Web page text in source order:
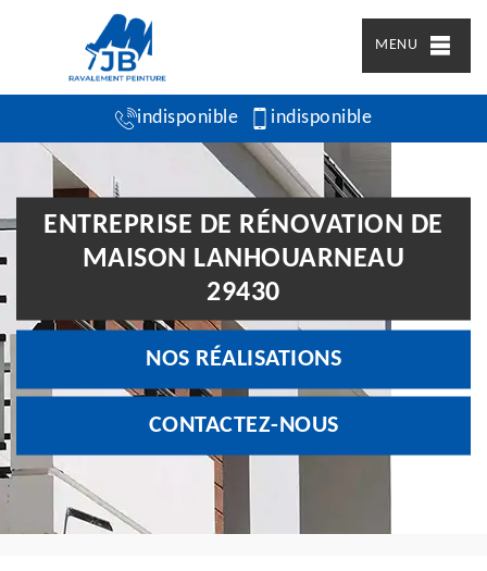
MENU
indisponible indisponible
ENTREPRISE DE RÉNOVATION DE
MAISON LANHOUARNEAU
29430
NOS RÉALISATIONS
CONTACTEZ-NOUS